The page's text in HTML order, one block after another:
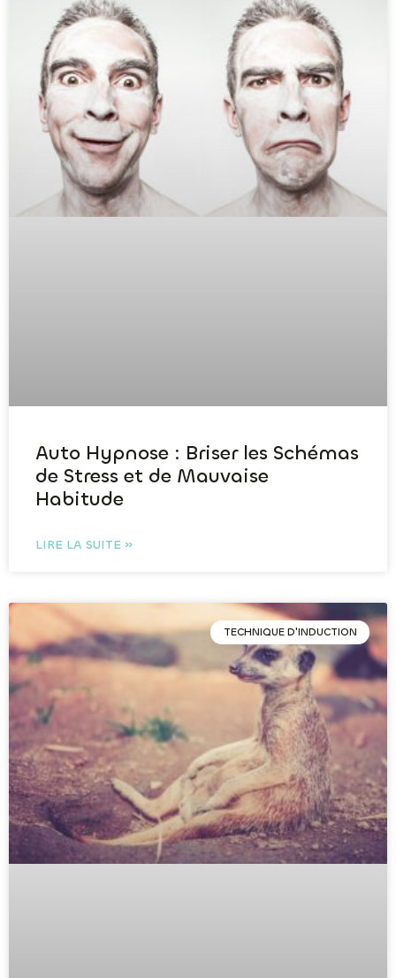
Auto Hypnose : Briser les Schémas
de Stress et de Mauvaise
Habitude
LIRE LA SUITE »
TECHNIQUE D'INDUCTION